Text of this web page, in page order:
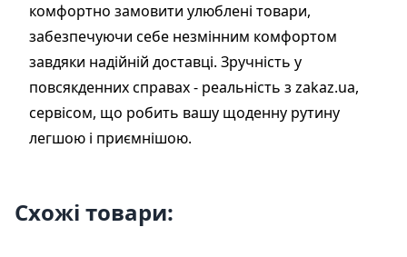
комфортно замовити улюблені товари,
забезпечуючи себе незмінним комфортом
завдяки надійній доставці. Зручність у
повсякденних справах - реальність з zakaz.ua,
сервісом, що робить вашу щоденну рутину
легшою і приємнішою.
Схожі товари: